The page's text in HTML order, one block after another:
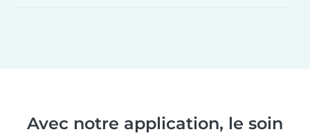
Avec notre application, le soin